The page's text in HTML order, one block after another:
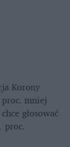
Korony
mniej
proc.